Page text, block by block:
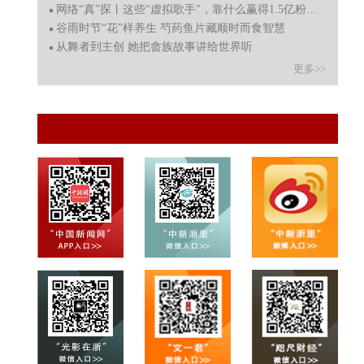
网络“真”探丨这些“虚拟歌手”，靠什么赢得1.5亿粉丝？
谷雨时节“花”样养生 芍药鱼片藏顺时而食智慧
从舞者到主创 她把畲族故事讲给世界听
更多>>